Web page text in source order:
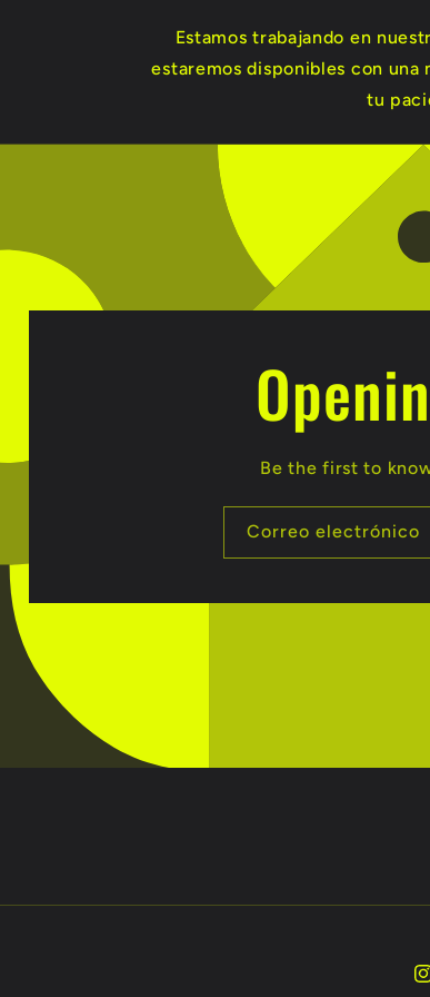
Estamos trabajando en
estaremos disponibles con
tu
Be the first to
Correo electrónico